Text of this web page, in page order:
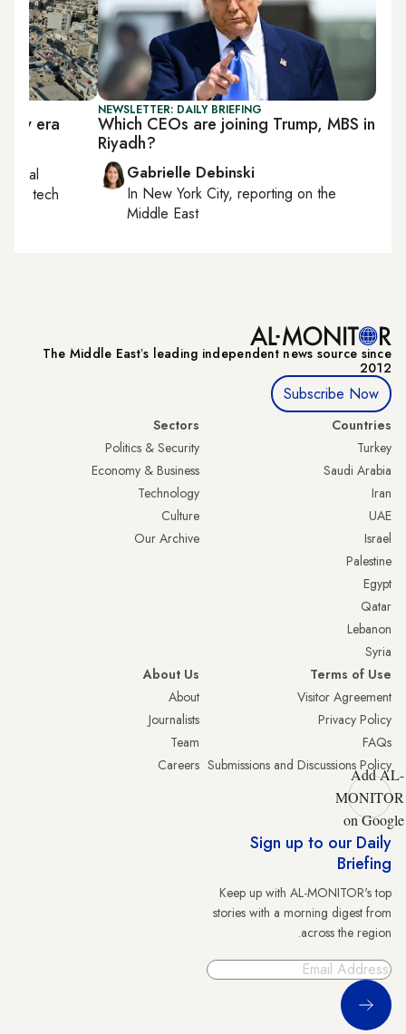
NEWSLETTER: DAILY BRIEFING
Which CEOs are joining Trump, MBS in
Riyadh?
Gabrielle Debinski
In New York City, reporting on the
Middle East
era
AI, tech
The Middle Eastʼs leading independent news source since
2012
Subscribe Now
Countries
Turkey
Saudi Arabia
Iran
UAE
Israel
Palestine
Egypt
Qatar
Lebanon
Syria
Sectors
Politics & Security
Economy & Business
Technology
Culture
Our Archive
Terms of Use
Visitor Agreement
Privacy Policy
FAQs
Submissions and Discussions Policy
About Us
About
Journalists
Team
Careers
Add AL-
MONITOR
on Google
Sign up to our Daily
Briefing
Keep up with AL-MONITOR's top
stories with a morning digest from
across the region.
Sign Up